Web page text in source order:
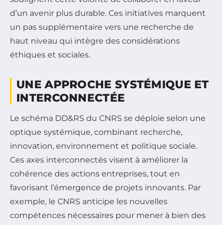
d’un avenir plus durable. Ces initiatives marquent
un pas supplémentaire vers une recherche de
haut niveau qui intègre des considérations
éthiques et sociales.
UNE APPROCHE SYSTÉMIQUE ET
INTERCONNECTÉE
Le schéma DD&RS du CNRS se déploie selon une
optique systémique, combinant recherche,
innovation, environnement et politique sociale.
Ces axes interconnectés visent à améliorer la
cohérence des actions entreprises, tout en
favorisant l’émergence de projets innovants. Par
exemple, le CNRS anticipe les nouvelles
compétences nécessaires pour mener à bien des